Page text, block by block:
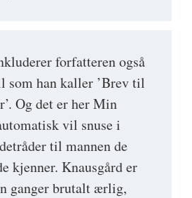
forfatteren også
som han kaller ’Brev til
Og det er her Min
vil snuse i
til mannen de
kjenner. Knausgård er
ganger brutalt ærlig,